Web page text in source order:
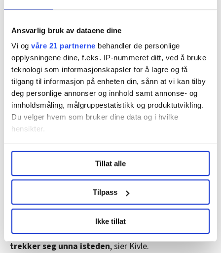
Ansvarlig bruk av dataene dine
Vi og våre 21 partnerne behandler de personlige
opplysningene dine, f.eks. IP-nummeret ditt, ved å bruke
teknologi som informasjonskapsler for å lagre og få
tilgang til informasjon på enheten din, sånn at vi kan tilby
deg personlige annonser og innhold samt annonse- og
innholdsmåling, målgruppestatistikk og produktutvikling.
Du velger hvem som bruker dine data og i hvilke
hensikter.
Undermer infokan du lese om hvordan dine personlige
data behandles og hvordan du kan velge hvordan de skal
brukes. Du kan hele tiden endre eller trekke tilbake ditt
samtykke fra erklæringen om informasjonskapsler.
LO Medias publikasjoner frifagbevegelse.no, hk-nytt.no
og fontene.no bruker informasjonskapsler (cookies) for å
lære hvordan våre nettsider blir brukt slik at vi tilby
relevant innhold, tilpassede annonser og utarbeide
Tillat alle
Tilpass
Ikke tillat
En fengselsbetjent i Skien fengsel er alvorlig skadet etter at en
innsatt gikk til angrep med kokende olje.
Ole Palmstrøm
Påvirker ansattes psykiske helse
Når man har jobbet lenge og vært i mange situasjoner,
er det naturlig at det dukker opp slike tanker. Noen får
posttraumatisk stresslidelse. Men å være redd på jobb,
fungerer dårlig i fengsel, ifølge Ingeborg Kivle.
– Hvis man skal ha en aksjon, kan det være man
trekker seg unna isteden, sier Kivle.